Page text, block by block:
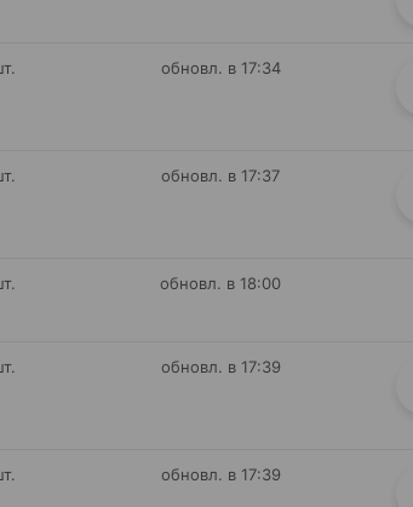
обновл. в 17:34
обновл. в 17:37
обновл. в 18:00
обновл. в 17:39
обновл. в 17:39